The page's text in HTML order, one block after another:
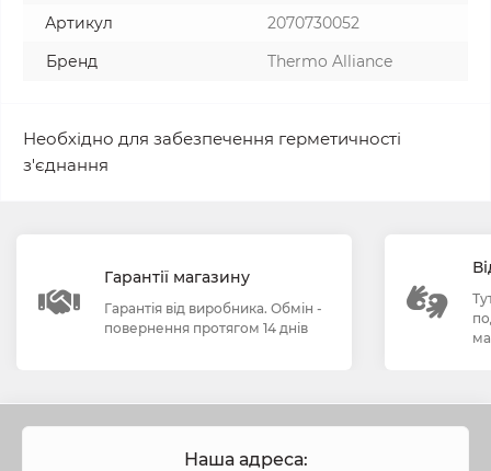
Артикул
2070730052
Бренд
Thermo Alliance
Необхідно для забезпечення герметичності
з'єднання
Гарантії магазину
Гарантія від виробника. Обмін -
повернення протягом 14 днів
Наша адреса: